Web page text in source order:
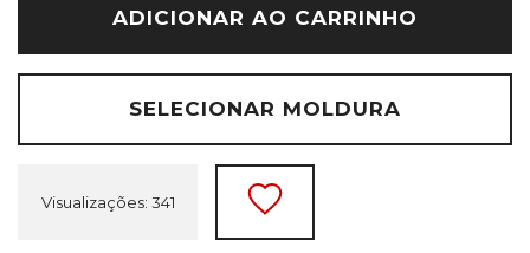
ADICIONAR AO CARRINHO
SELECIONAR MOLDURA
Visualizações: 341